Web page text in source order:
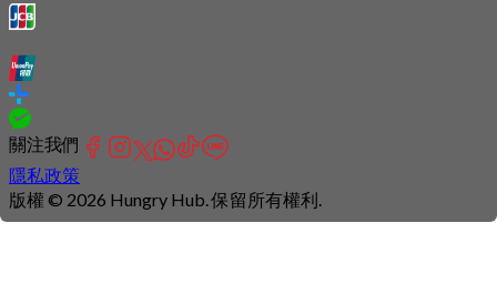
關注我們
隱私政策
版權 © 2026 Hungry Hub. 保留所有權利.
Connection